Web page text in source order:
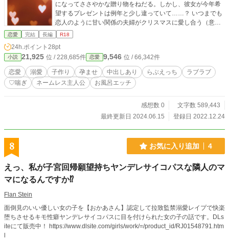
になってささやかな贈り物をねだる。しかし、彼女が今年希
望するプレゼントは例年と少し違っていて……？ いつまでも
恋人のように甘い関係の夫婦がクリスマスに愛し合う（意味
深）お話です。 基本的にはイチャイチャ甘々ハッピーです
きな方のみお進みくださいませ。 ※規定の年齢に達していな
い方の閲覧を固く禁じます。 ※物語の特性上、避妊を行わな
い性描写が含まれておりますが、現実世界におけるそういっ
た行為を推奨しているわけではございません。必ず双方合意
の上でお楽しみください。
恋愛 完結 長編 R18
24h.ポイント 28pt
小説 21,925 位 / 228,685件 恋愛 9,546 位 / 66,342件
恋愛 溺愛 子作り 孕ませ 中出しあり らぶえっち
ラブラブ
♡喘ぎ
ネームレス主人公 お風呂エッチ
感想数 0
文字数 589,443
最終更新日 2024.06.15
登録日 2022.12.24
8 お気に入り追加 4
えっ、私が子宮回帰願望持ちヤンデレサイコパスな隣人のマ
マになるんですか⁉
Flan Stein
面倒見のいい優しい女の子を【おかあさん】認定して拉致監禁溺愛レイプで快楽
堕ちさせるキモ性癖ヤンデレサイコパスに目を付けられた女の子の話です。DLs
iteにて販売中！ https://www.dlsite.com/girls/work/=/product_id/RJ01548791.htm